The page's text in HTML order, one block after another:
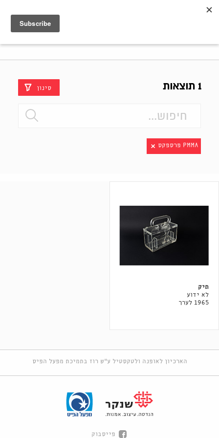
1 תוצאות סינון
PMMA פרספקס
תיק
לא ידוע
1965 לערך
הארכיון לאופנה ולטקסטיל ע"ש רוז בתמיכת מפעל הפיס
פייסבוק